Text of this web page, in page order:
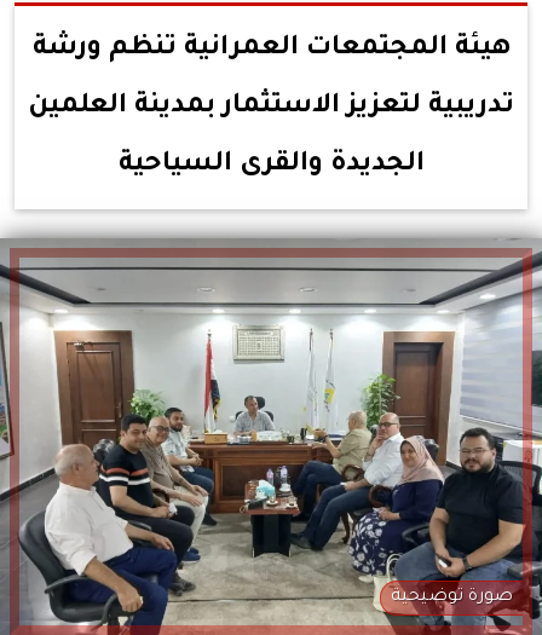
هيئة المجتمعات العمرانية تنظم ورشة
تدريبية لتعزيز الاستثمار بمدينة العلمين
الجديدة والقرى السياحية
صورة توضيحية